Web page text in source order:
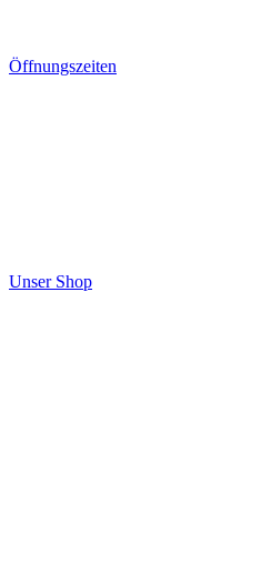
Öffnungszeiten
Unser Shop